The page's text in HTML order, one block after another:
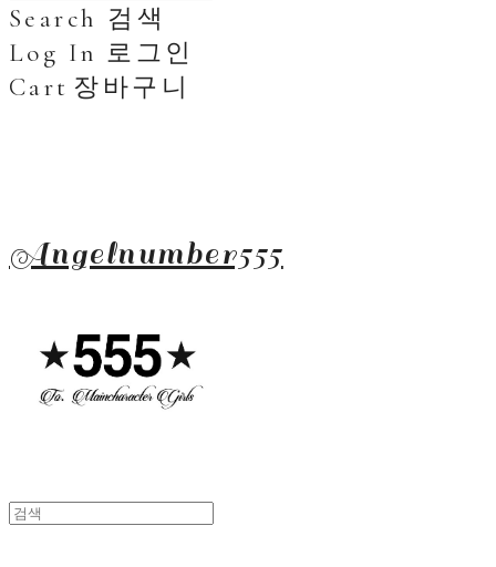
Search 검색
Log In 로그인
Cart 장바구니
Angelnumber555